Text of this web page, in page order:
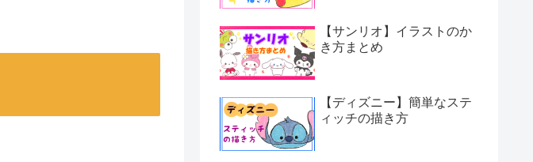
【サンリオ】イラストのか
き方まとめ
【ディズニー】簡単なステ
ィッチの描き方